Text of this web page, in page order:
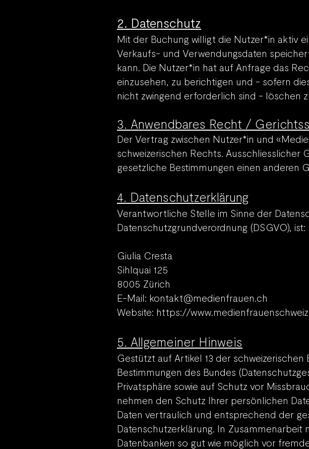
2. Datenschutz
Mit der Buchung willigt die Nutzer*in aktiv ei
Verkaufs- und Verwendungsdaten
kann. Die Nutzer*in hat auf Anfrage das
einzusehen, zu berichtigen und - sofern
nicht zwingend erforderlich sind - löschen
3. Anwendbares Recht /
Der Vertrag zwischen Nutzer*in und
schweizerischen Rechts. Ausschliesslicher
gesetzliche Bestimmungen einen anderen
4. Datenschutzerklärung
Verantwortliche Stelle im Sinne der
Datenschutzgrundverordnung (DSGVO), ist:
Giulia Cresta
Sihlquai 125
8005 Zürich
E-Mail: kontakt@medienfrauen.ch
Website: https://
5. Allgemeiner Hinweis
Gestützt auf Artikel 13 der
Bestimmungen des Bundes
Privatsphäre sowie auf Schutz vor
nehmen den Schutz Ihrer persönlichen
Daten vertraulich und entsprechend der
Datenschutzerklärung. In Zusammenarbeit
Datenbanken so gut wie möglich vor